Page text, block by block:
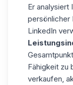
Er analysiert
persönlicher
LinkedIn
Fähigkeit zu
verkaufen,